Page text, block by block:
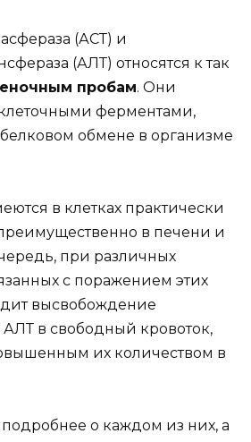
(АСТ) и
(АЛТ) относятся к так
пробам. Они
ферментами,
обмене в организме
в клетках практически
в печени и
при различных
с поражением этих
высвобождение
в свободный кровоток,
их количеством в
о каждом из них, а